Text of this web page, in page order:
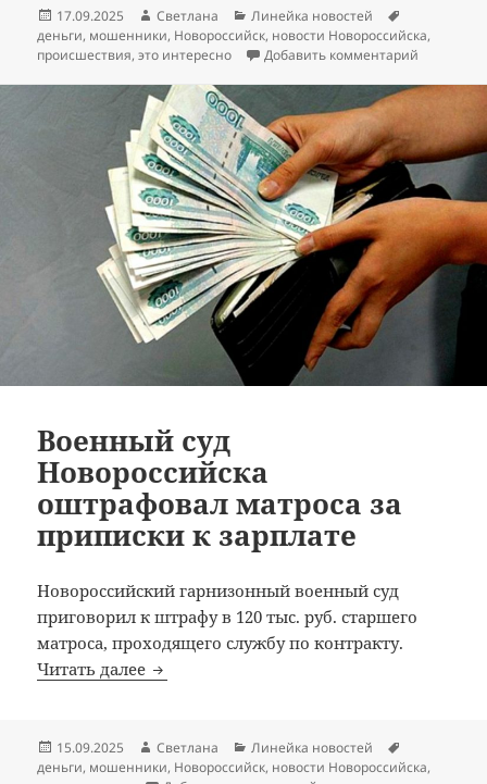
Опубликовано
17.09.2025 Автор
Светлана Рубрики
Линейка новостей
деньги, мошенники, Новороссийск, новости Новороссийска,
происшествия,это интересно Добавить комментарий
Военный суд
Новороссийска
оштрафовал матроса за
приписки к зарплате
Новороссийский гарнизонный военный суд
приговорил к штрафу в 120 тыс. руб. старшего
матроса, проходящего службу по контракту.
Читать далее Военный суд Новороссийска
Опубликовано
15.09.2025 Автор
Светлана Рубрики
Линейка новостей
деньги, мошенники, Новороссийск, новости Новороссийска,